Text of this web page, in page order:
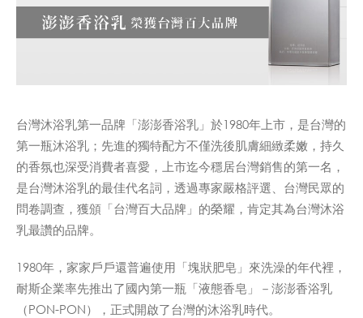
台灣沐浴乳第一品牌「澎澎香浴乳」於1980年上市，是台灣的
第一瓶沐浴乳；先進的獨特配方不僅洗後肌膚細緻柔嫩，持久
的香氛也深受消費者喜愛，上市迄今穩居台灣銷售的第一名，
是台灣沐浴乳的最佳代名詞，透過專家嚴格評選、台灣民眾的
問卷調查，獲頒「台灣百大品牌」的榮耀，肯定其為台灣沐浴
乳最讚的品牌。
1980年，家家戶戶還普遍使用「塊狀肥皂」來洗澡的年代裡，
耐斯企業率先推出了國內第一瓶「液態香皂」－澎澎香浴乳
（PON-PON），正式開啟了台灣的沐浴乳時代。